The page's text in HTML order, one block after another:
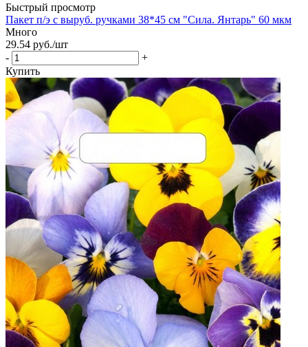
Быстрый просмотр
Пакет п/э с выруб. ручками 38*45 см "Сила. Янтарь" 60 мкм
Много
29.54 руб./шт
-
+
Купить